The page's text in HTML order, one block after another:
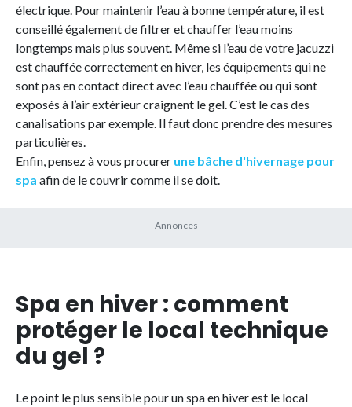
électrique. Pour maintenir l’eau à bonne température, il est
conseillé également de filtrer et chauffer l’eau moins
longtemps mais plus souvent. Même si l’eau de votre jacuzzi
est chauffée correctement en hiver, les équipements qui ne
sont pas en contact direct avec l’eau chauffée ou qui sont
exposés à l’air extérieur craignent le gel. C’est le cas des
canalisations par exemple. Il faut donc prendre des mesures
particulières.
Enfin, pensez à vous procurer une bâche d'hivernage pour
spa afin de le couvrir comme il se doit.
Spa en hiver : comment
protéger le local technique
du gel ?
Le point le plus sensible pour un spa en hiver est le local